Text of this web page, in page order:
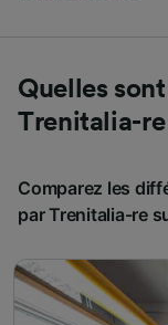
Quelles
Trenitalia-re
Comparez les
par Trenitalia-re